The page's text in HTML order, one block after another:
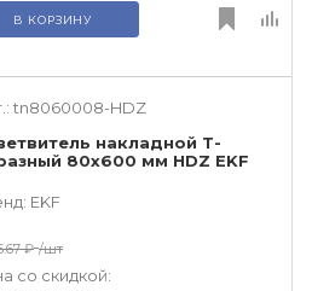
В КОРЗИНУ
tn8060008-HDZ
накладной Т-
80х600 мм HDZ EKF
EKF
₽ /шт
со скидкой: